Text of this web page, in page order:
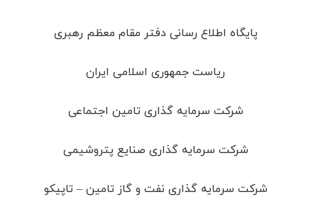
پایگاه اطلاع رسانی دفتر مقام معظم رهبری
ریاست جمهوری اسلامی ایران
شرکت سرمایه گذاری تامین اجتماعی
شرکت سرمایه گذاری صنایع پتروشیمی
شرکت سرمایه گذاری نفت و گاز تامین – تاپیکو